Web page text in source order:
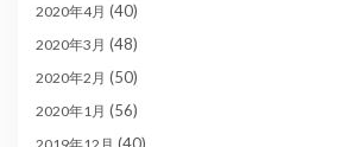
2020年4月 (40)
2020年3月 (48)
2020年2月 (50)
2020年1月 (56)